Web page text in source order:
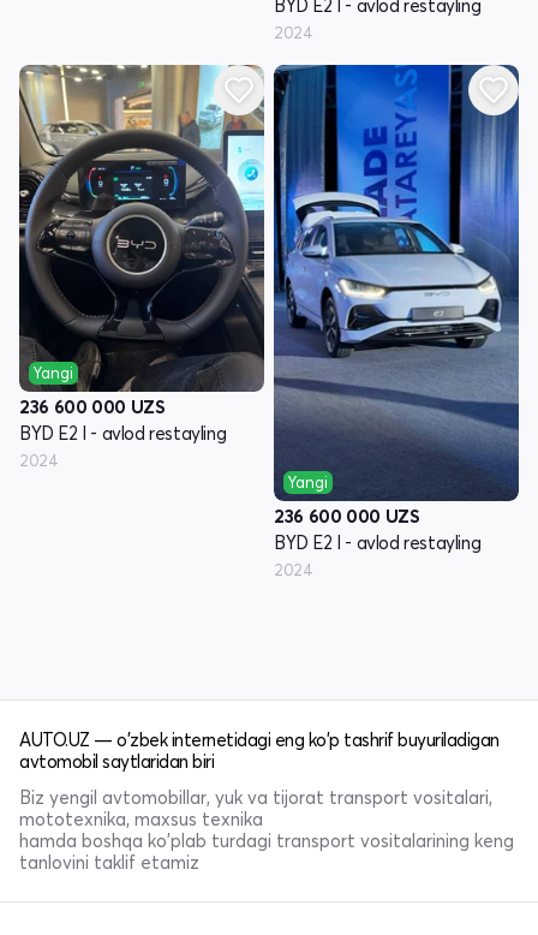
BYD E2 I - avlod restayling
2024
Yangi
236 600 000 UZS
BYD E2 I - avlod restayling
2024
Yangi
236 600 000 UZS
BYD E2 I - avlod restayling
2024
AUTO.UZ — o'zbek internetidagi eng ko'p tashrif buyuriladigan
avtomobil saytlaridan biri
Biz yengil avtomobillar, yuk va tijorat transport vositalari,
mototexnika, maxsus texnika
hamda boshqa ko'plab turdagi transport vositalarining keng
tanlovini taklif etamiz